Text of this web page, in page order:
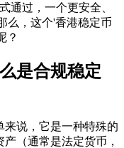
通过，一个更安全、
么，这个'香港稳定币
？
是合规稳定
说，它是一种特殊的
（通常是法定货币，